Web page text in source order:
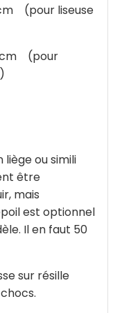
(pour liseuse
cm (pour
liège ou simili
être
mais
est optionnel
Il en faut 50
sur résille